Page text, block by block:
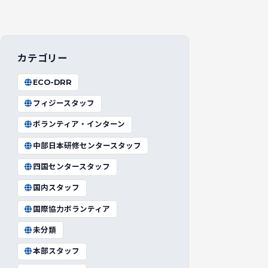
カテゴリー
ECO-DRR
フィジースタッフ
ボランティア・インターン
中部日本研修センタースタッフ
四国センタースタッフ
国内スタッフ
国際協力ボランティア
未分類
本部スタッフ